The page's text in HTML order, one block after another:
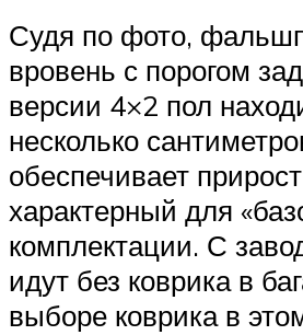
Судя по фото,
вровень с порогом
версии 4×2 пол
несколько
обеспечивает
характерный для
комплектации. С
идут без коврика в
выборе коврика в